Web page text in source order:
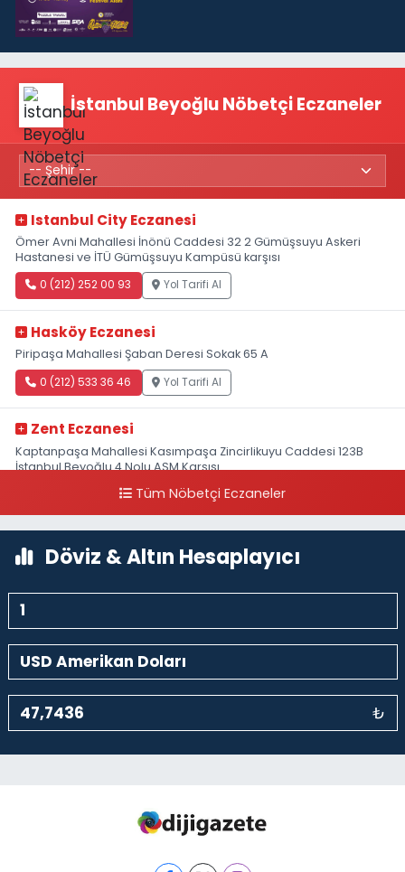
İstanbul Beyoğlu Nöbetçi Eczaneler
Istanbul City Eczanesi
Ömer Avni Mahallesi İnönü Caddesi 32 2 Gümüşsuyu Askeri
Hastanesi ve İTÜ Gümüşsuyu Kampüsü karşısı
0 (212) 252 00 93 Yol Tarifi Al
Hasköy Eczanesi
Piripaşa Mahallesi Şaban Deresi Sokak 65 A
0 (212) 533 36 46 Yol Tarifi Al
Zent Eczanesi
Kaptanpaşa Mahallesi Kasımpaşa Zincirlikuyu Caddesi 123B
İstanbul Beyoğlu 4 Nolu ASM Karşısı
0 (212) 297 96 92 Yol Tarifi Al
Tüm Nöbetçi Eczaneler
Döviz & Altın Hesaplayıcı
₺